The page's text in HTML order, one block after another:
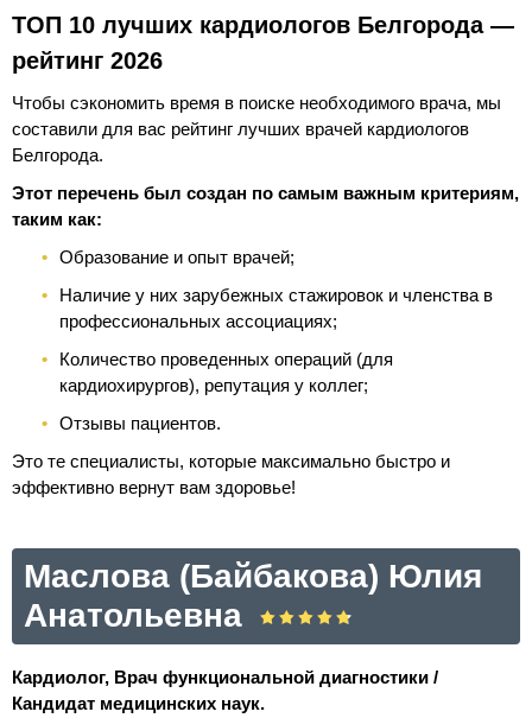
ТОП 10 лучших кардиологов Белгорода —
рейтинг 2026
Чтобы сэкономить время в поиске необходимого врача, мы
составили для вас рейтинг лучших врачей кардиологов
Белгорода.
Этот перечень был создан по самым важным критериям,
таким как:
Образование и опыт врачей;
Наличие у них зарубежных стажировок и членства в
профессиональных ассоциациях;
Количество проведенных операций (для
кардиохирургов), репутация у коллег;
Отзывы пациентов.
Это те специалисты, которые максимально быстро и
эффективно вернут вам здоровье!
Маслова (Байбакова) Юлия
Анатольевна
Кардиолог, Врач функциональной диагностики /
Кандидат медицинских наук.